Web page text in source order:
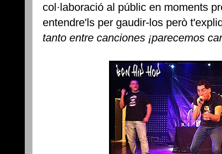
col·laboració al públic en moments
entendre'ls per gaudir-los però
tanto entre canciones ¡parecemos